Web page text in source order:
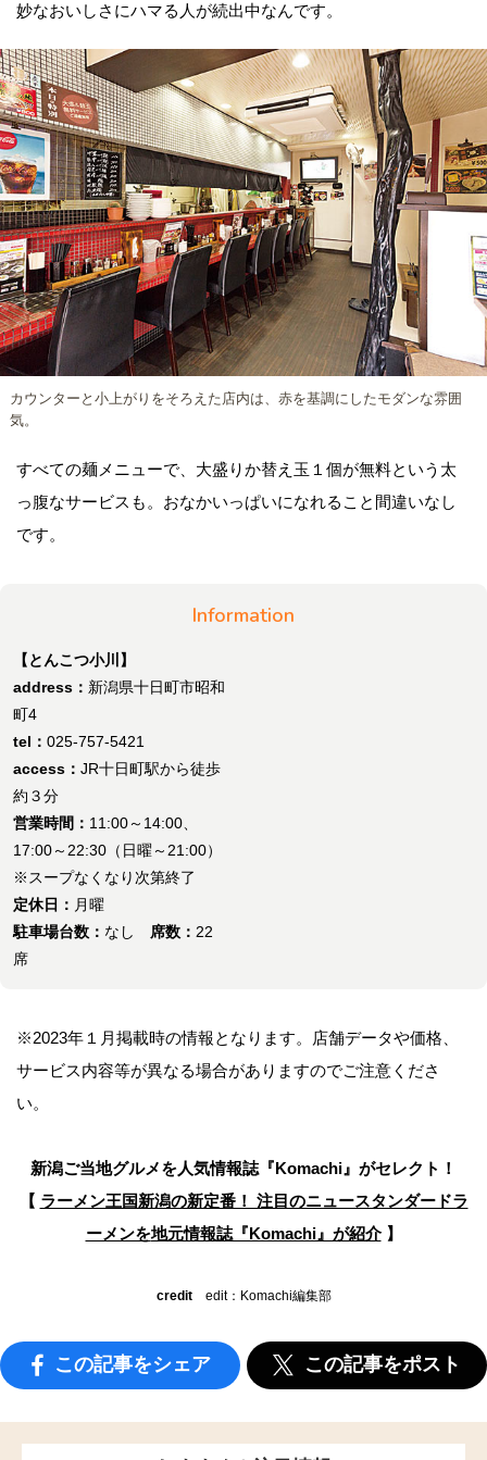
妙なおいしさにハマる人が続出中なんです。
カウンターと小上がりをそろえた店内は、赤を基調にしたモダンな雰囲
気。
すべての麺メニューで、大盛りか替え玉１個が無料という太
っ腹なサービスも。おなかいっぱいになれること間違いなし
です。
Information
【とんこつ小川】
address： 新潟県十日町市昭和
町4
tel： 025-757-5421
access： JR十日町駅から徒歩
約３分
営業時間： 11:00～14:00、
17:00～22:30（日曜～21:00）
※スープなくなり次第終了
定休日： 月曜
駐車場台数： なし 席数： 22
席
※2023年１月掲載時の情報となります。店舗データや価格、
サービス内容等が異なる場合がありますのでご注意くださ
い。
新潟ご当地グルメを人気情報誌 『Komachi』がセレクト！
【 ラーメン王国新潟の新定番！ 注目のニュースタンダードラ
ーメンを地元情報誌『Komachi』が紹介】
creditedit：Komachi編集部
この記事をシェア この記事をポスト